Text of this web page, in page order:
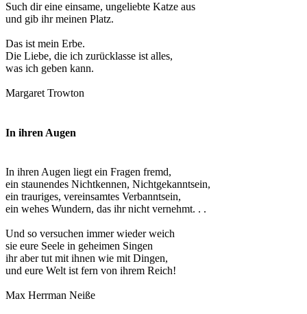
Such dir eine einsame, ungeliebte Katze aus
und gib ihr meinen Platz.
Das ist mein Erbe.
Die Liebe, die ich zurücklasse ist alles,
was ich geben kann.
Margaret Trowton
In ihren Augen
In ihren Augen liegt ein Fragen fremd,
ein staunendes Nichtkennen, Nichtgekanntsein,
ein trauriges, vereinsamtes Verbanntsein,
ein wehes Wundern, das ihr nicht vernehmt. . .
Und so versuchen immer wieder weich
sie eure Seele in geheimen Singen
ihr aber tut mit ihnen wie mit Dingen,
und eure Welt ist fern von ihrem Reich!
Max Herrman Neiße